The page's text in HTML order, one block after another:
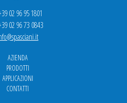
02 96 95 1801
02 96 73 0843
AZIENDA
PRODOTTI
APPLICAZIONI
CONTATTI